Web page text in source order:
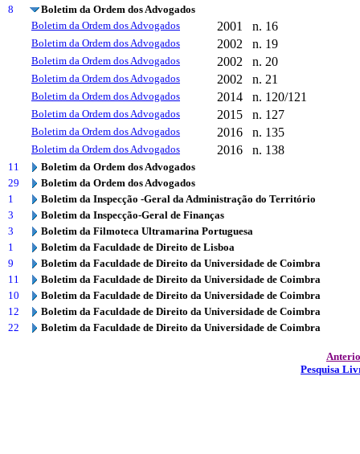
8
Boletim da Ordem dos Advogados
Boletim da Ordem dos Advogados
2001 n. 16
Boletim da Ordem dos Advogados 2002 n. 19
Boletim da Ordem dos Advogados 2002 n. 20
Boletim da Ordem dos Advogados 2002 n. 21
Boletim da Ordem dos Advogados 2014 n. 120/121
Boletim da Ordem dos Advogados 2015 n. 127
Boletim da Ordem dos Advogados 2016 n. 135
Boletim da Ordem dos Advogados 2016 n. 138
11
Boletim da Ordem dos Advogados
29
Boletim da Ordem dos Advogados
1
Boletim da Inspecção -Geral da Administração do Território
3
Boletim da Inspecção-Geral de Finanças
3
Boletim da Filmoteca Ultramarina Portuguesa
1
Boletim da Faculdade de Direito de Lisboa
9
Boletim da Faculdade de Direito da Universidade de Coimbra
11
Boletim da Faculdade de Direito da Universidade de Coimbra
10
Boletim da Faculdade de Direito da Universidade de Coimbra
12
Boletim da Faculdade de Direito da Universidade de Coimbra
22
Boletim da Faculdade de Direito da Universidade de Coimbra
Pesquisa